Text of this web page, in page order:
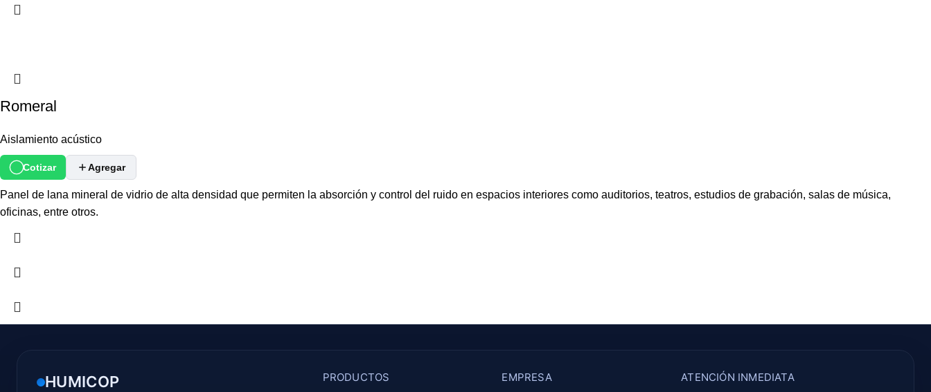
Romeral
Aislamiento acústico
Cotizar Agregar
Panel de lana mineral de vidrio de alta densidad que permiten la absorción y control del ruido en espacios interiores como auditorios, teatros, estudios de grabación, salas de música,
oficinas, entre otros.
HUMICOP PRODUCTOS EMPRESA ATENCIÓN INMEDIATA